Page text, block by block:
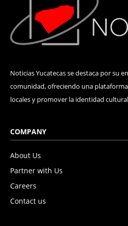
Noticias Yucatecas se destaca por su
comunidad, ofreciendo una
locales y promover la identidad
COMPANY
About Us
Partner with Us
Careers
Contact us